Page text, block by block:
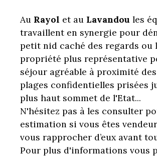
Au Rayol et au Lavandou les
travaillent en synergie pour
petit nid caché des regards ou
propriété plus représentative
séjour agréable à proximité
plages confidentielles prisées
plus haut sommet de l'Etat...
N'hésitez pas à les consulter
estimation si vous êtes
vous rapprocher d’eux avant
Pour plus d'informations vous